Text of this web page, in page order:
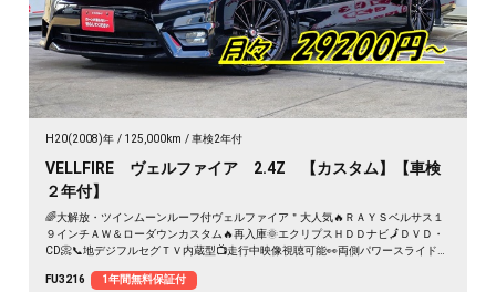
H20(2008)年 125,000km 車検2年付
VELLFIRE ヴェルファイア 2.4Z 【カスタム】【車検
２年付】
🌈大解放・ツインムーンルーフ付ヴェルファイア＂大人気🔥ＲＡＹＳベルサス１
９インチＡＷ＆ローダウンカスタム🔥再入庫🌞エクリプスＨＤＤナビ🗾ＤＶＤ・
CD📀📞地デジフルセグＴＶ内蔵型📺走行中映像視聴可能👀両側パワースライドド
ダウンモニター搭載📺⚡多数装備付きの人気ミニバン・月々２万円台～ＯＫ😲
FU3216 1年間無料保証付